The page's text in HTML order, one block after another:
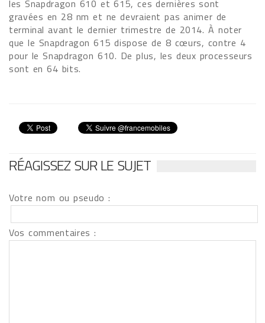
les Snapdragon 610 et 615, ces dernières sont
gravées en 28 nm et ne devraient pas animer de
terminal avant le dernier trimestre de 2014. À noter
que le Snapdragon 615 dispose de 8 cœurs, contre 4
pour le Snapdragon 610. De plus, les deux processeurs
sont en 64 bits.
RÉAGISSEZ SUR LE SUJET
Votre nom ou pseudo :
Vos commentaires :